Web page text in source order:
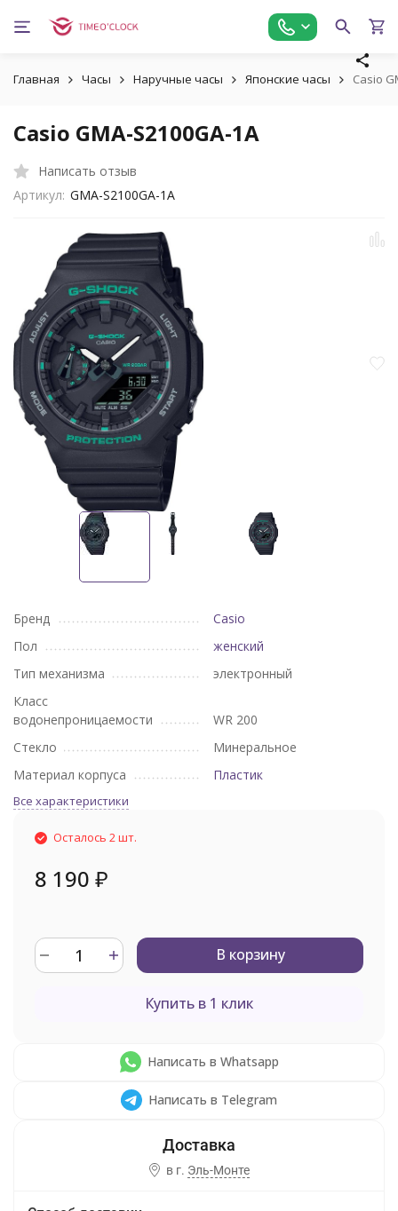
Главная Часы Наручные часы Японские часы Casio
Casio GMA-S2100GA-1A
Написать отзыв
Артикул: GMA-S2100GA-1A
Бренд
Casio
Пол
женский
Тип механизма
электронный
Класс
водонепроницаемости
WR 200
Стекло
Минеральное
Материал корпуса
Пластик
Все характеристики
Осталось 2 шт.
8 190 ₽
В корзину
Купить в 1 клик
Написать в Whatsapp
Написать в Telegram
в г. Эль-Монте